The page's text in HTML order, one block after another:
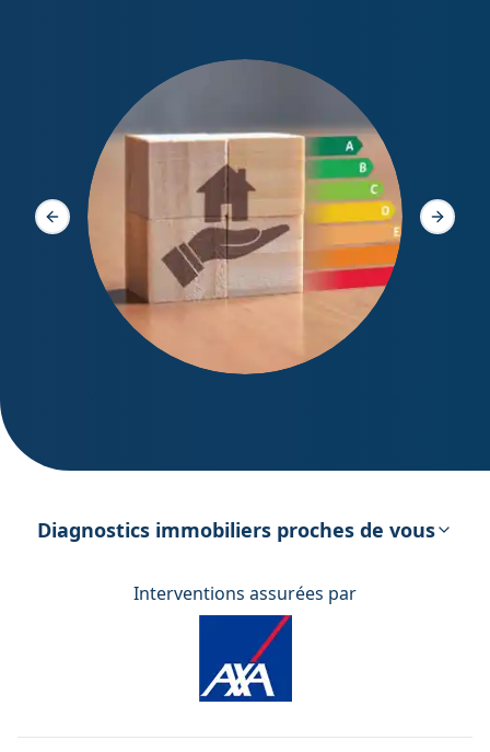
énergétique
Slide précédente Slide
Diagnostics immobiliers proches de vous
Interventions assurées par